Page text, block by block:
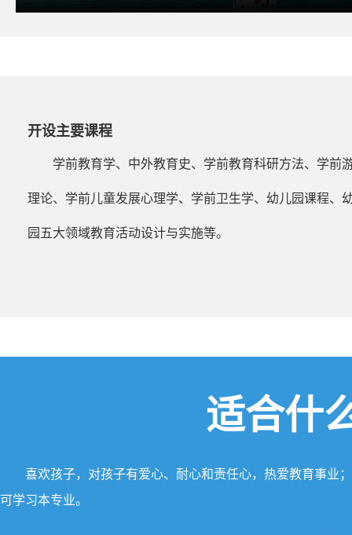
开设主要课程
学前教育学、中外教育史、学前教育科研方法、学前
理论、学前儿童发展心理学、学前卫生学、幼儿园课程、
园五大领域教育活动设计与实施等。
适合什
喜欢孩子，对孩子有爱心、耐心和责任心，热爱教育事业
可学习本专业。